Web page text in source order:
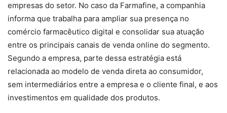
empresas do setor. No caso da Farmafine, a companhia
informa que trabalha para ampliar sua presença no
comércio farmacêutico digital e consolidar sua atuação
entre os principais canais de venda online do segmento.
Segundo a empresa, parte dessa estratégia está
relacionada ao modelo de venda direta ao consumidor,
sem intermediários entre a empresa e o cliente final, e aos
investimentos em qualidade dos produtos.